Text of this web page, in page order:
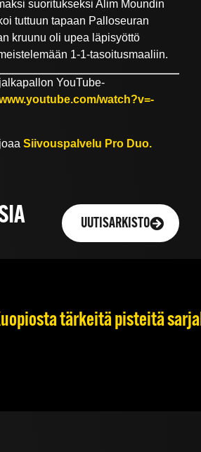
suoritukseksi Alim Moundin
tuttuun tapaan Palloseuran
kruunu oli upea läpisyöttö
1-1-tasoitusmaaliin.
YouTube-
watch?v=-
Siivouspalvelu Pro Duo.
UUTISARKISTO
tärkeitä pisteitä